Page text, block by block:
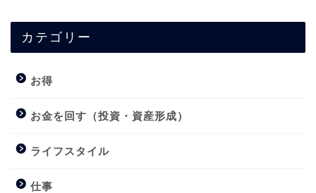
カテゴリー
お得
お金を回す（投資・資産形成）
ライフスタイル
仕事